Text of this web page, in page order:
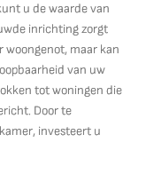
u de waarde van
inrichting zorgt
woongenot, maar kan
van uw
tot woningen die
Door te
investeert u